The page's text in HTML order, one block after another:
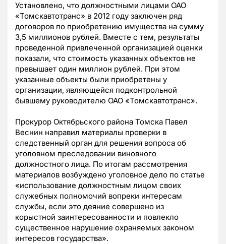
Установлено, что должностными лицами ОАО
«Томскавтотранс» в 2012 году заключен ряд
договоров по приобретению имущества на сумму
3,5 миллионов рублей. Вместе с тем, результаты
проведенной привлеченной организацией оценки
показали, что стоимость указанных объектов не
превышает один миллион рублей. При этом
указанные объекты были приобретены у
организации, являющейся подконтрольной
бывшему руководителю ОАО «Томскавтотранс».
Прокурор Октябрьского района Томска Павел
Веснин направил материалы проверки в
следственный орган для решения вопроса об
уголовном преследовании виновного
должностного лица. По итогам рассмотрения
материалов возбуждено уголовное дело по статье
«использование должностным лицом своих
служебных полномочий вопреки интересам
службы, если это деяние совершено из
корыстной заинтересованности и повлекло
существенное нарушение охраняемых законом
интересов государства».